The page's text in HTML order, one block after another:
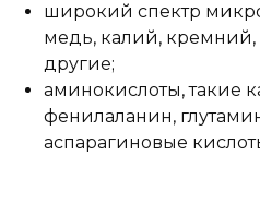
широкий спектр
медь, калий, кремний,
другие;
аминокислоты, такие
фенилаланин,
аспарагиновые